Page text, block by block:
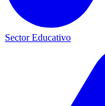
Sector Educativo